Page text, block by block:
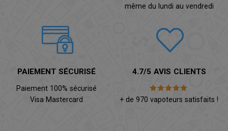
même du lundi au vendredi
PAIEMENT SÉCURISÉ
Paiement 100% sécurisé
Visa Mastercard
4.7/5 AVIS CLIENTS
+ de 970 vapoteurs satisfaits !